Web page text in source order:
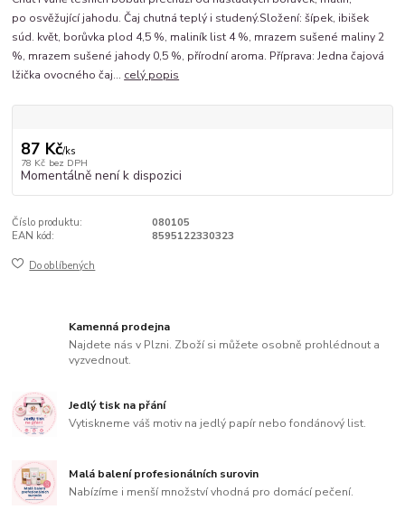
po osvěžující jahodu. Čaj chutná teplý i studený.Složení: šípek, ibišek
súd. květ, borůvka plod 4,5 %, maliník list 4 %, mrazem sušené maliny 2
%, mrazem sušené jahody 0,5 %, přírodní aroma. Příprava: Jedna čajová
lžička ovocného čaj... celý popis
87 Kč/ks
78 Kč bez DPH
Momentálně není k dispozici
Číslo produktu:
080105
EAN kód:
8595122330323
Do oblíbených
Kamenná prodejna
Najdete nás v Plzni. Zboží si můžete osobně prohlédnout a
vyzvednout.
Jedlý tisk na přání
Vytiskneme váš motiv na jedlý papír nebo fondánový list.
Malá balení profesionálních surovin
Nabízíme i menší množství vhodná pro domácí pečení.